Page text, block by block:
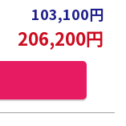
103,100円
206,200円